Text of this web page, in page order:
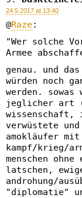
24.5.2017 at 13:40
@Raze:
"Wer solche
Armee
genau. und
würden noch
werden.
jeglicher art
wissenschaft,
verwüstete
amokläufer mit
kampf/krieg/
menschen
latschen,
androhung/
"diplomatie"